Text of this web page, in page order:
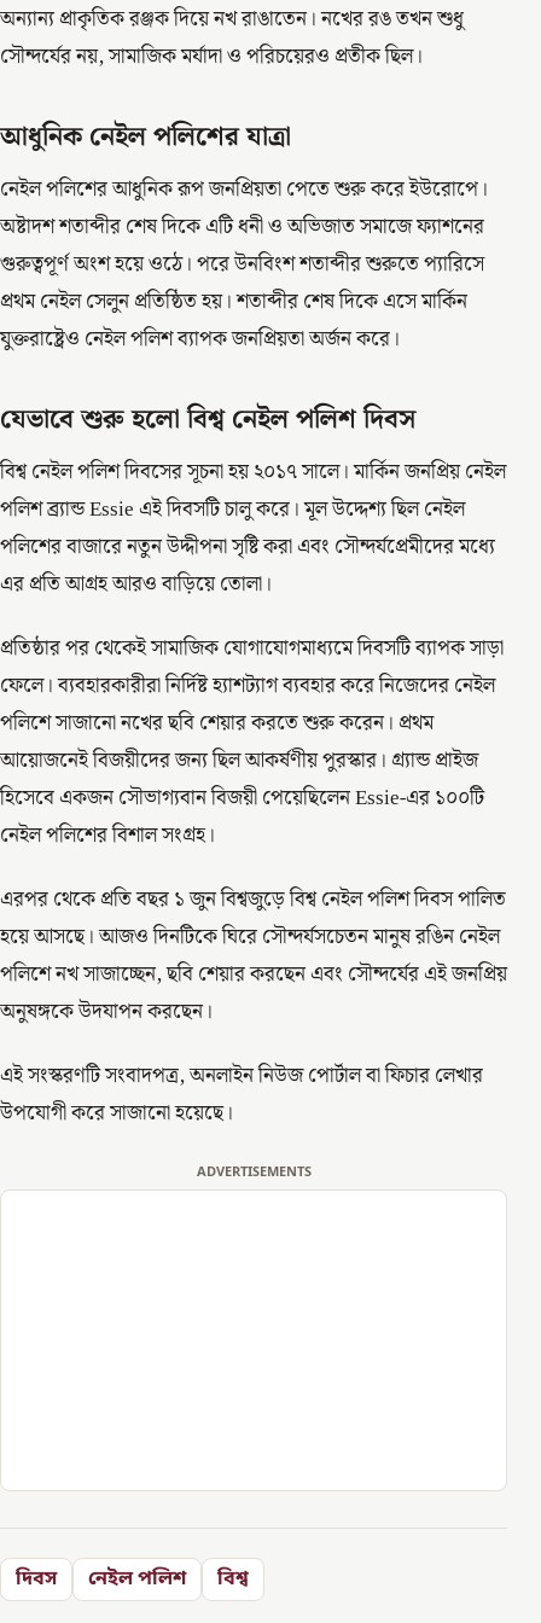
অন্যান্য প্রাকৃতিক রঞ্জক দিয়ে নখ রাঙাতেন। নখের রঙ তখন শুধু
সৌন্দর্যের নয়, সামাজিক মর্যাদা ও পরিচয়েরও প্রতীক ছিল।
আধুনিক নেইল পলিশের যাত্রা
নেইল পলিশের আধুনিক রূপ জনপ্রিয়তা পেতে শুরু করে ইউরোপে।
অষ্টাদশ শতাব্দীর শেষ দিকে এটি ধনী ও অভিজাত সমাজে ফ্যাশনের
গুরুত্বপূর্ণ অংশ হয়ে ওঠে। পরে উনবিংশ শতাব্দীর শুরুতে প্যারিসে
প্রথম নেইল সেলুন প্রতিষ্ঠিত হয়। শতাব্দীর শেষ দিকে এসে মার্কিন
যুক্তরাষ্ট্রেও নেইল পলিশ ব্যাপক জনপ্রিয়তা অর্জন করে।
যেভাবে শুরু হলো বিশ্ব নেইল পলিশ দিবস
বিশ্ব নেইল পলিশ দিবসের সূচনা হয় ২০১৭ সালে। মার্কিন জনপ্রিয় নেইল
পলিশ ব্র্যান্ড Essie এই দিবসটি চালু করে। মূল উদ্দেশ্য ছিল নেইল
পলিশের বাজারে নতুন উদ্দীপনা সৃষ্টি করা এবং সৌন্দর্যপ্রেমীদের মধ্যে
এর প্রতি আগ্রহ আরও বাড়িয়ে তোলা।
প্রতিষ্ঠার পর থেকেই সামাজিক যোগাযোগমাধ্যমে দিবসটি ব্যাপক সাড়া
ফেলে। ব্যবহারকারীরা নির্দিষ্ট হ্যাশট্যাগ ব্যবহার করে নিজেদের নেইল
পলিশে সাজানো নখের ছবি শেয়ার করতে শুরু করেন। প্রথম
আয়োজনেই বিজয়ীদের জন্য ছিল আকর্ষণীয় পুরস্কার। গ্র্যান্ড প্রাইজ
হিসেবে একজন সৌভাগ্যবান বিজয়ী পেয়েছিলেন Essie-এর ১০০টি
নেইল পলিশের বিশাল সংগ্রহ।
এরপর থেকে প্রতি বছর ১ জুন বিশ্বজুড়ে বিশ্ব নেইল পলিশ দিবস পালিত
হয়ে আসছে। আজও দিনটিকে ঘিরে সৌন্দর্যসচেতন মানুষ রঙিন নেইল
পলিশে নখ সাজাচ্ছেন, ছবি শেয়ার করছেন এবং সৌন্দর্যের এই জনপ্রিয়
অনুষঙ্গকে উদযাপন করছেন।
এই সংস্করণটি সংবাদপত্র, অনলাইন নিউজ পোর্টাল বা ফিচার লেখার
উপযোগী করে সাজানো হয়েছে।
ADVERTISEMENTS
দিবস নেইল পলিশ বিশ্ব